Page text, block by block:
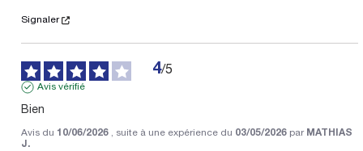
Signaler
4/5
Avis vérifié
Bien
Avis du 10/06/2026 , suite à une expérience du 03/05/2026 par MATHIAS
J.